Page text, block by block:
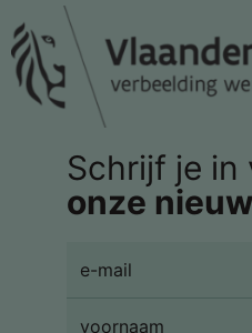
Schrijf je in
onze